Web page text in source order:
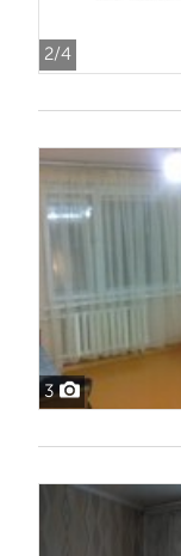
2/4
3